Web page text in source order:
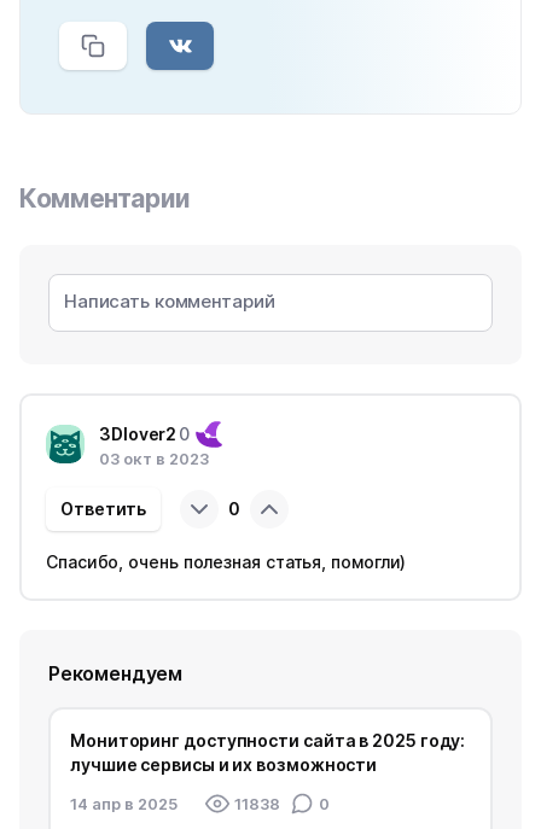
Комментарии
3Dlover2 0
03 окт в 2023
0
Ответить
Спасибо, очень полезная статья, помогли)
Рекомендуем
Мониторинг доступности сайта в 2025 году:
лучшие сервисы и их возможности
14 апр в 2025 11838 0